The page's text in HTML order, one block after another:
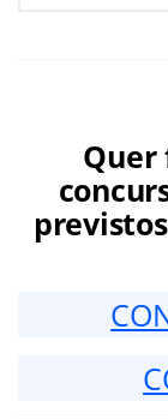
Quer